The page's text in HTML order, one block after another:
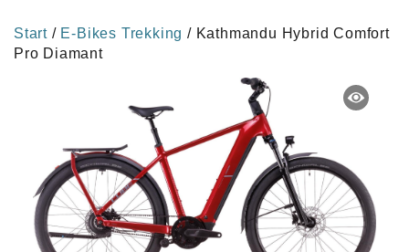
Start / E-Bikes Trekking / Kathmandu Hybrid Comfort
Pro Diamant